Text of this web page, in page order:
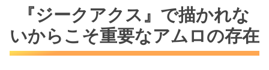
『ジークアクス』で描かれな
いからこそ重要なアムロの存在